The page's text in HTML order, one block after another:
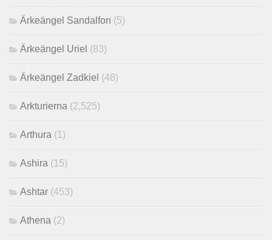
Ärkeängel Sandalfon (5)
Ärkeängel Uriel (83)
Ärkeängel Zadkiel (48)
Arkturierna (2,525)
Arthura (1)
Ashira (15)
Ashtar (453)
Athena (2)